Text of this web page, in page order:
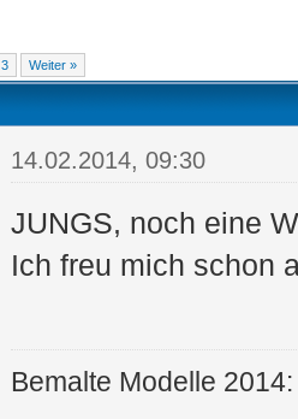
3 Weiter »
14.02.2014, 09:30
JUNGS, noch eine
Ich freu mich schon
Bemalte Modelle